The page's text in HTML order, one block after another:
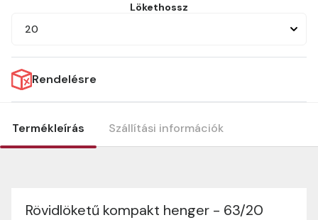
Lökethossz
20
Rendelésre
Termékleírás Szállítási információk
Rövidlöketű kompakt henger - 63/20
Szállítási információk